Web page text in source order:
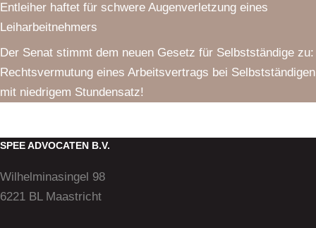
Entleiher haftet für schwere Augenverletzung eines
Leiharbeitnehmers
Der Senat stimmt dem neuen Gesetz für Selbstständige zu:
Rechtsvermutung eines Arbeitsvertrags bei Selbstständigen
mit niedrigem Stundensatz!
SPEE ADVOCATEN B.V.
Wilhelminasingel 98
6221 BL Maastricht